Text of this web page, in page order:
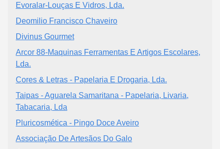
Evoralar-Louças E Vidros, Lda.
Deomilio Francisco Chaveiro
Divinus Gourmet
Arcor 88-Maquinas Ferramentas E Artigos Escolares,
Lda.
Cores & Letras - Papelaria E Drogaria, Lda.
Taipas - Aguarela Samaritana - Papelaria, Livaria,
Tabacaria, Lda
Pluricosmética - Pingo Doce Aveiro
Associação De Artesãos Do Galo